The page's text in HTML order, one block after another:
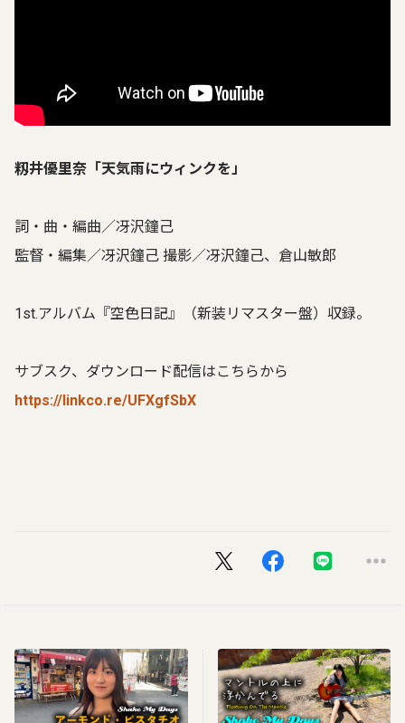
籾井優里奈「天気雨にウィンクを」
詞・曲・編曲／冴沢鐘己
監督・編集／冴沢鐘己 撮影／冴沢鐘己、倉山敏郎
1st.アルバム『空色日記』（新装リマスター盤）収録。
サブスク、ダウンロード配信はこちらから
https://linkco.re/UFXgfSbX